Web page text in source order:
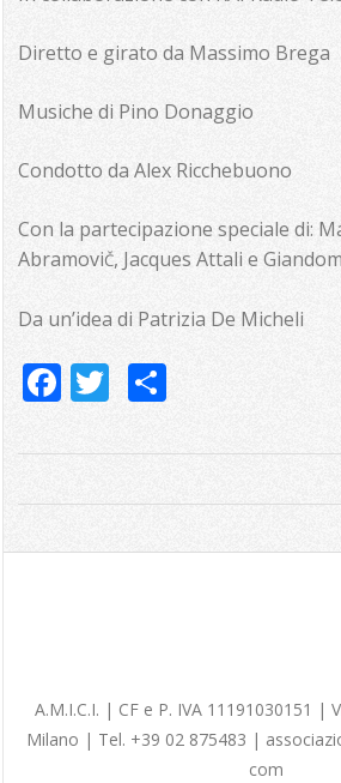
Diretto e girato da Massimo Brega
Musiche di Pino Donaggio
Condotto da Alex Ricchebuono
Con la partecipazione speciale di:
AbramoviČ, Jacques Attali e
Da un’idea di Patrizia De Micheli
Facebook
Twitter
05-
A.M.I.C.I. | CF e P. IVA 11191030151 |
Milano | Tel. +39 02 875483 |
com